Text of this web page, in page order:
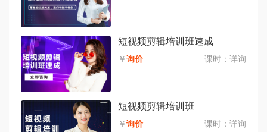
短视频剪辑培训班速成
￥询价 课时： 详询
短视频剪辑培训班
￥询价 课时： 详询